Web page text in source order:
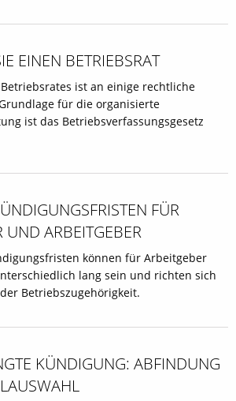
EINEN BETRIEBSRAT
ist an einige rechtliche
für die organisierte
ist das Betriebsverfassungsgesetz
FÜR
UND ARBEITGEBER
können für Arbeitgeber
lang sein und richten sich
Betriebszugehörigkeit.
KÜNDIGUNG: ABFINDUNG